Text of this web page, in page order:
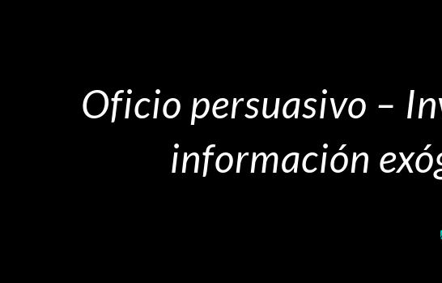
Oficio persuasivo –
información